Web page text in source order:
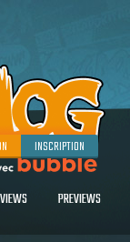
INSCRIPTION
PREVIEWS